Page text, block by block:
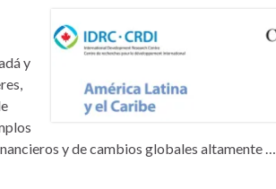
y
y de cambios globales altamente …